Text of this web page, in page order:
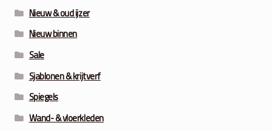
Nieuw & oud ijzer
Nieuw binnen
Sale
Sjablonen & krijtverf
Spiegels
Wand- & vloerkleden